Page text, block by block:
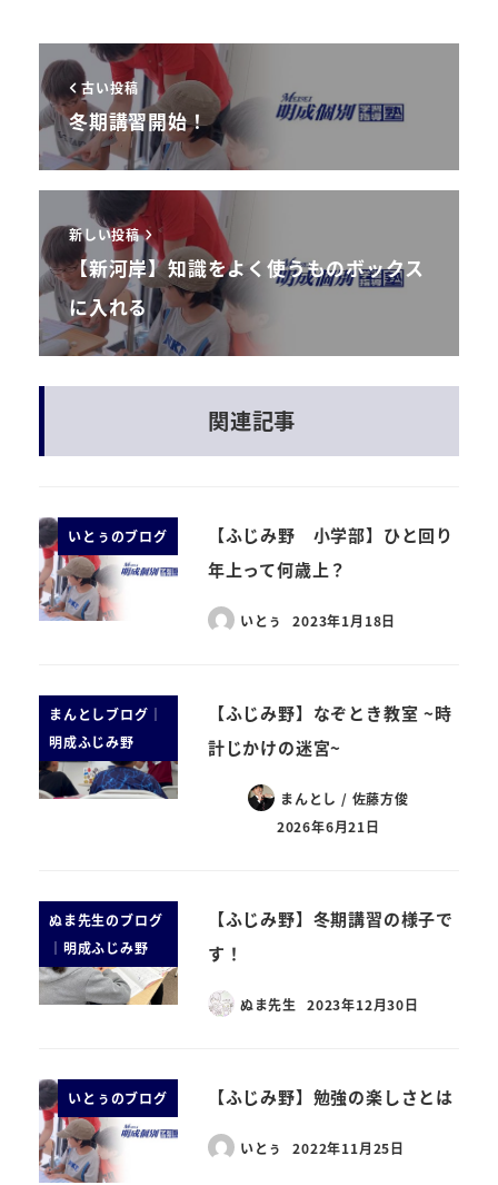
古い投稿
冬期講習開始！
新しい投稿
【新河岸】知識をよく使うものボックス
に入れる
関連記事
いとぅのブログ
【ふじみ野 小学部】ひと回り
年上って何歳上？
いとぅ 2023年1月18日
まんとしブログ｜
明成ふじみ野
【ふじみ野】なぞとき教室 ~時
計じかけの迷宮~
まんとし / 佐藤方俊
2026年6月21日
ぬま先生のブログ
｜明成ふじみ野
【ふじみ野】冬期講習の様子で
す！
ぬま先生 2023年12月30日
いとぅのブログ 【ふじみ野】勉強の楽しさとは
いとぅ 2022年11月25日